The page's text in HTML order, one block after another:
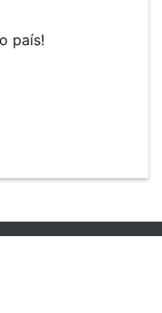
país!